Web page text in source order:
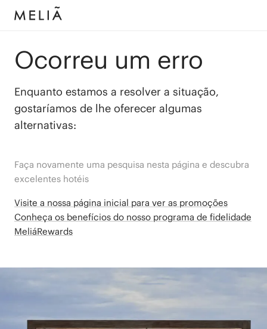
Ocorreu um erro
Enquanto estamos a resolver a situação,
gostaríamos de lhe oferecer algumas
alternativas:
Faça novamente uma pesquisa nesta página e descubra
excelentes hotéis
Visite a nossa página inicial para ver as promoções
Conheça os benefícios do nosso programa de fidelidade
MeliáRewards